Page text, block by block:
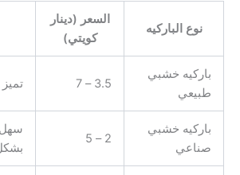
نوع الباركيه
السعر (دينار
كويتي)
باركيه خشبي
طبيعي
3.5 – 7 تميز
باركيه خشبي
صناعي
2 – 5
سهل